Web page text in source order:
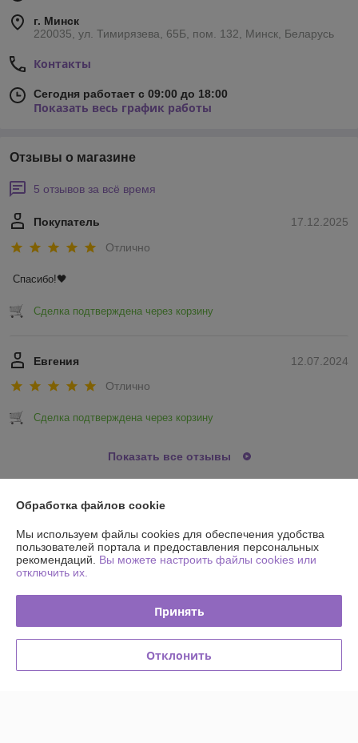
г. Минск
220035, ул. Тимирязева, 65Б, пом. 132, Минск, Беларусь
Контакты
Сегодня работает с 09:00 до 18:00
Показать весь график работы
Отзывы о магазине
5 отзывов за всё время
17.12.2025
Покупатель
Отлично
Спасибо!🖤
Сделка подтверждена через корзину
12.07.2024
Евгения
Отлично
Сделка подтверждена через корзину
Показать все отзывы
О нас
Контакты
График работы
Обработка файлов cookie
Мы используем файлы cookies для обеспечения удобства
пользователей портала и предоставления персональных
рекомендаций. Вы можете настроить файлы cookies или
отключить их.
Принять
Отклонить